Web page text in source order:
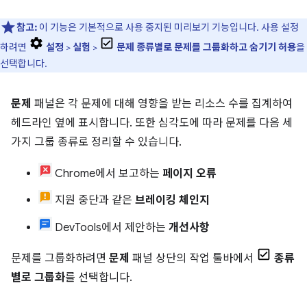
참고: 이 기능은 기본적으로 사용 중지된 미리보기 기능입니다. 사용 설정
하려면
설정 > 실험 > 문제 종류별로 문제를 그룹화하고 숨기기 허용을
선택합니다.
문제 패널은 각 문제에 대해 영향을 받는 리소스 수를 집계하여
헤드라인 옆에 표시합니다. 또한 심각도에 따라 문제를 다음 세
가지 그룹 종류로 정리할 수 있습니다.
Chrome에서 보고하는 페이지 오류
지원 중단과 같은 브레이킹 체인지
DevTools에서 제안하는 개선사항
문제를 그룹화하려면 문제 패널 상단의 작업 툴바에서
종류
별로 그룹화를 선택합니다.